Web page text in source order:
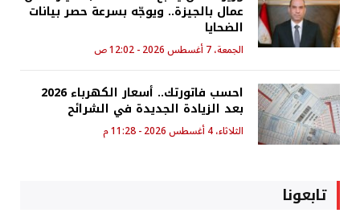
عمال بالجيزة.. ويوجّه بسرعة حصر بيانات
الضحايا
الجمعة، 7 أغسطس 2026 - 12:02 ص
احسب فاتورتك.. أسعار الكهرباء 2026
بعد الزيادة الجديدة في الشرائح
الثلاثاء، 4 أغسطس 2026 - 11:28 م
تابعونا